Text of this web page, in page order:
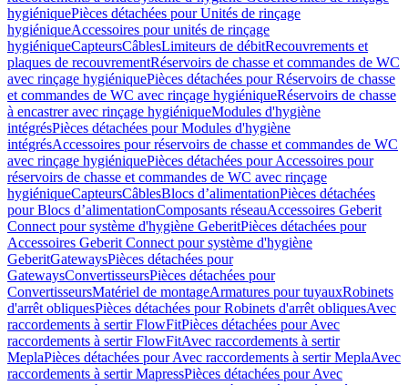
hygiéniquePièces détachées pour Unités de rinçage
hygiéniqueAccessoires pour unités de rinçage
hygiéniqueCapteursCâblesLimiteurs de débitRecouvrements et
plaques de recouvrementRéservoirs de chasse et commandes de WC
avec rinçage hygiéniquePièces détachées pour Réservoirs de chasse
et commandes de WC avec rinçage hygiéniqueRéservoirs de chasse
à encastrer avec rinçage hygiéniqueModules d'hygiène
intégrésPièces détachées pour Modules d'hygiène
intégrésAccessoires pour réservoirs de chasse et commandes de WC
avec rinçage hygiéniquePièces détachées pour Accessoires pour
réservoirs de chasse et commandes de WC avec rinçage
hygiéniqueCapteursCâblesBlocs d’alimentationPièces détachées
pour Blocs d’alimentationComposants réseauAccessoires Geberit
Connect pour système d'hygiène GeberitPièces détachées pour
Accessoires Geberit Connect pour système d'hygiène
GeberitGatewaysPièces détachées pour
GatewaysConvertisseursPièces détachées pour
ConvertisseursMatériel de montageArmatures pour tuyauxRobinets
d'arrêt obliquesPièces détachées pour Robinets d'arrêt obliquesAvec
raccordements à sertir FlowFitPièces détachées pour Avec
raccordements à sertir FlowFitAvec raccordements à sertir
MeplaPièces détachées pour Avec raccordements à sertir MeplaAvec
raccordements à sertir MapressPièces détachées pour Avec